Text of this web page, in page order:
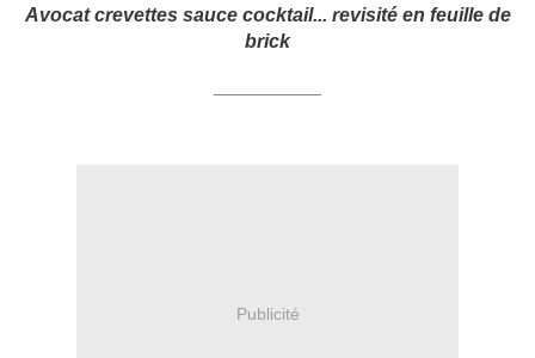
Avocat crevettes sauce cocktail... revisité en feuille de
brick
Publicité